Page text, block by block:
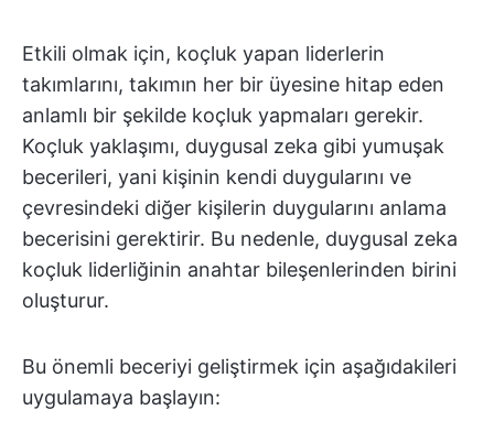
Etkili olmak için, koçluk yapan liderlerin
takımlarını, takımın her bir üyesine hitap eden
anlamlı bir şekilde koçluk yapmaları gerekir.
Koçluk yaklaşımı, duygusal zeka gibi yumuşak
becerileri, yani kişinin kendi duygularını ve
çevresindeki diğer kişilerin duygularını anlama
becerisini gerektirir. Bu nedenle, duygusal zeka
koçluk liderliğinin anahtar bileşenlerinden birini
oluşturur.
Bu önemli beceriyi geliştirmek için aşağıdakileri
uygulamaya başlayın: